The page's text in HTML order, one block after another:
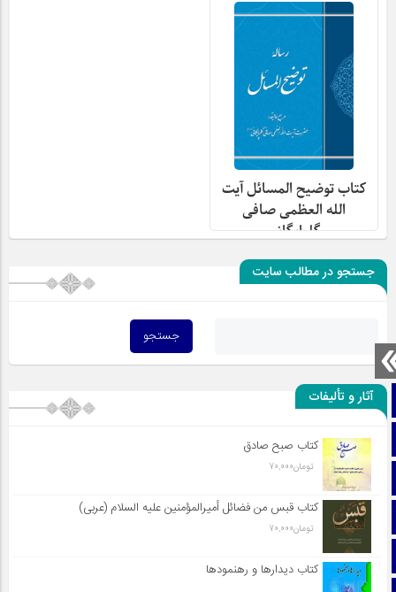
صفحه نخست
تماس با ما
اینستاگرام
کتاب توضیح المسائل آیت
الله العظمی صافی
گلپایگانی
جستجو در مطالب سایت
آثار و تألیفات
کتاب صبح صادق
تومان70,000
کتاب قبس من فضائل أميرالمؤمنين علیه السلام (عربی)
تومان70,000
کتاب دیدارها و رهنمودها